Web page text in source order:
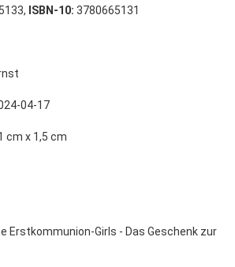
ISBN-10: 3780665131
04-17
cm x 1,5 cm
Erstkommunion-Girls - Das Geschenk zur